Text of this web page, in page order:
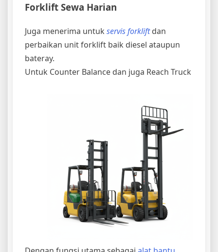
Forklift Sewa Harian
Juga menerima untuk servis forkliftdan
perbaikan unit forklift baik diesel ataupun
bateray.
Untuk Counter Balance dan juga Reach Truck